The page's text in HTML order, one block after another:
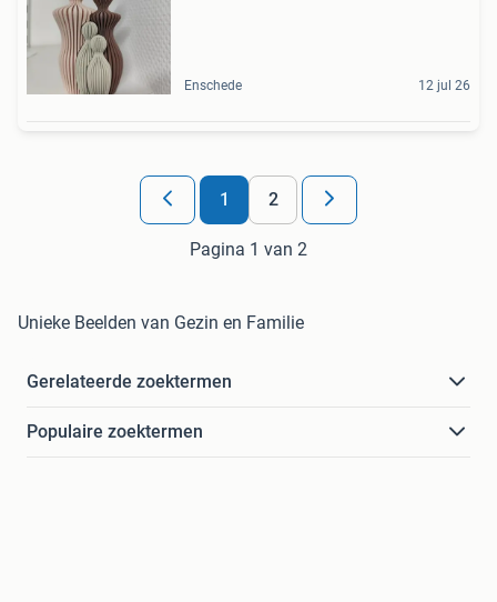
Enschede 12 jul 26
1 2
Pagina 1 van 2
Unieke Beelden van Gezin en Familie
Gerelateerde zoektermen
Populaire zoektermen